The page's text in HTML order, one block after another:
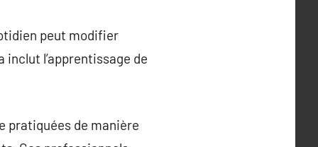
peut modifier
l’apprentissage de
pratiquées de manière